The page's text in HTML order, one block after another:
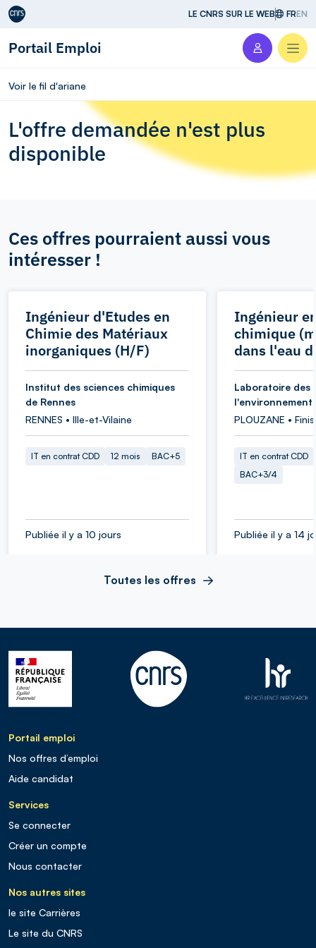
Aller au contenu LE CNRS SUR LE WEB FREN
Portail Emploi
Voir le fil d'ariane
L'offre demandée n'est plus
disponible
Ces offres pourraient aussi vous
intéresser !
Ingénieur d'Etudes en
Chimie des Matériaux
inorganiques (H/F)
Institut des sciences chimiques
de Rennes
RENNES • Ille-et-Vilaine
IT en contrat CDD 12 mois BAC+5
Publiée il y a 10 jours
Ingénieur
chimique
dans l'eau
Laboratoire des
l'environnement
PLOUZANE •
IT en contrat CDD
BAC+3/4
Publiée il y a 14
Toutes les offres
Portail emploi
Nos offres d’emploi
Aide candidat
Services
Se connecter
Créer un compte
Nous contacter
Nos autres sites
le site Carrières
Le site du CNRS